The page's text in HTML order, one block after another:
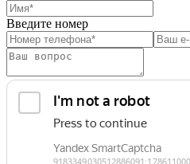
Введите номер